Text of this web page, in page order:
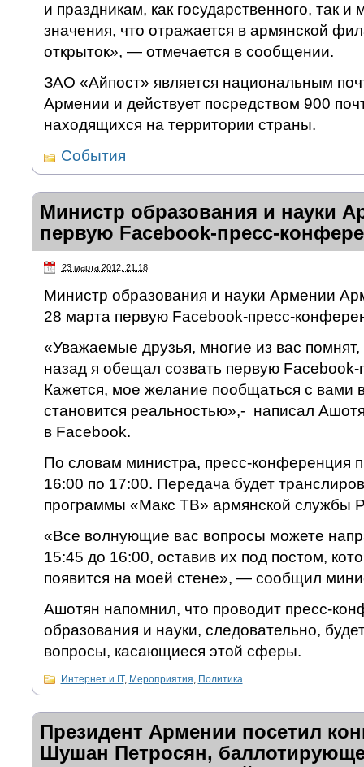
и праздникам, как государственного, так
значения, что отражается в армянской
открыток», — отмечается в сообщении.
ЗАО «Айпост» является национальным
Армении и действует посредством 900
находящихся на территории страны.
События
Министр образования и науки
первую Facebook-пресс-
23 марта 2012, 21:18
Министр образования и науки Армении
28 марта первую Facebook-пресс-
«Уважаемые друзья, многие из вас
назад я обещал созвать первую
Кажется, мое желание пообщаться с вами
становится реальностью»,- написал
в Facebook.
По словам министра, пресс-конференция
16:00 по 17:00. Передача будет
программы «Макс ТВ» армянской службы
«Все волнующие вас вопросы можете
15:45 до 16:00, оставив их под постом,
появится на моей стене», — сообщил
Ашотян напомнил, что проводит пресс-
образования и науки, следовательно,
вопросы, касающиеся этой сферы.
Интернет и IT, Мероприятия, Политика
Президент Армении посетил
Шушан Петросян,